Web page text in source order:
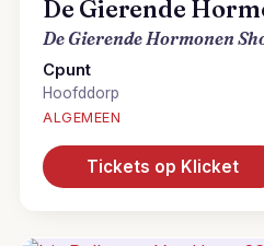
De Gierende
De Gierende Hormonen
Cpunt
Hoofddorp
ALGEMEEN
Tickets op Klicket